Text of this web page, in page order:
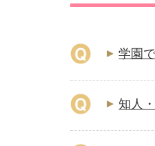
学園
知人